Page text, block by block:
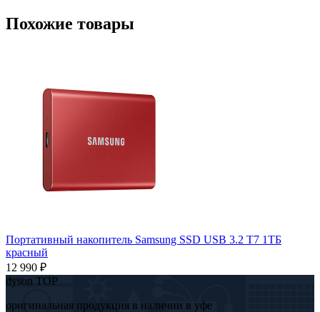
Похожие товары
Портативный накопитель Samsung SSD USB 3.2 T7 1ТБ
красный
12 990 ₽
dyson TOP
оригинальная продукция в наличии в уфе